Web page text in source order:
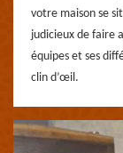
votre maison se
judicieux de faire
équipes et ses
clin d’œil.